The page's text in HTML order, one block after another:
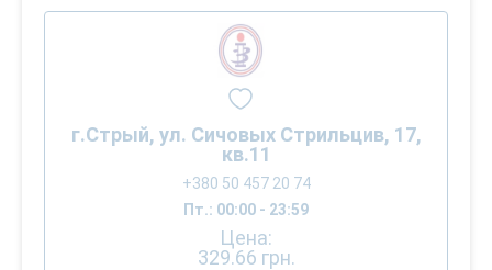
г.Стрый, ул. Сичовых Стрильцив, 17,
кв.11
+380 50 457 20 74
Пт.: 00:00 - 23:59
Цена:
329.66 грн.